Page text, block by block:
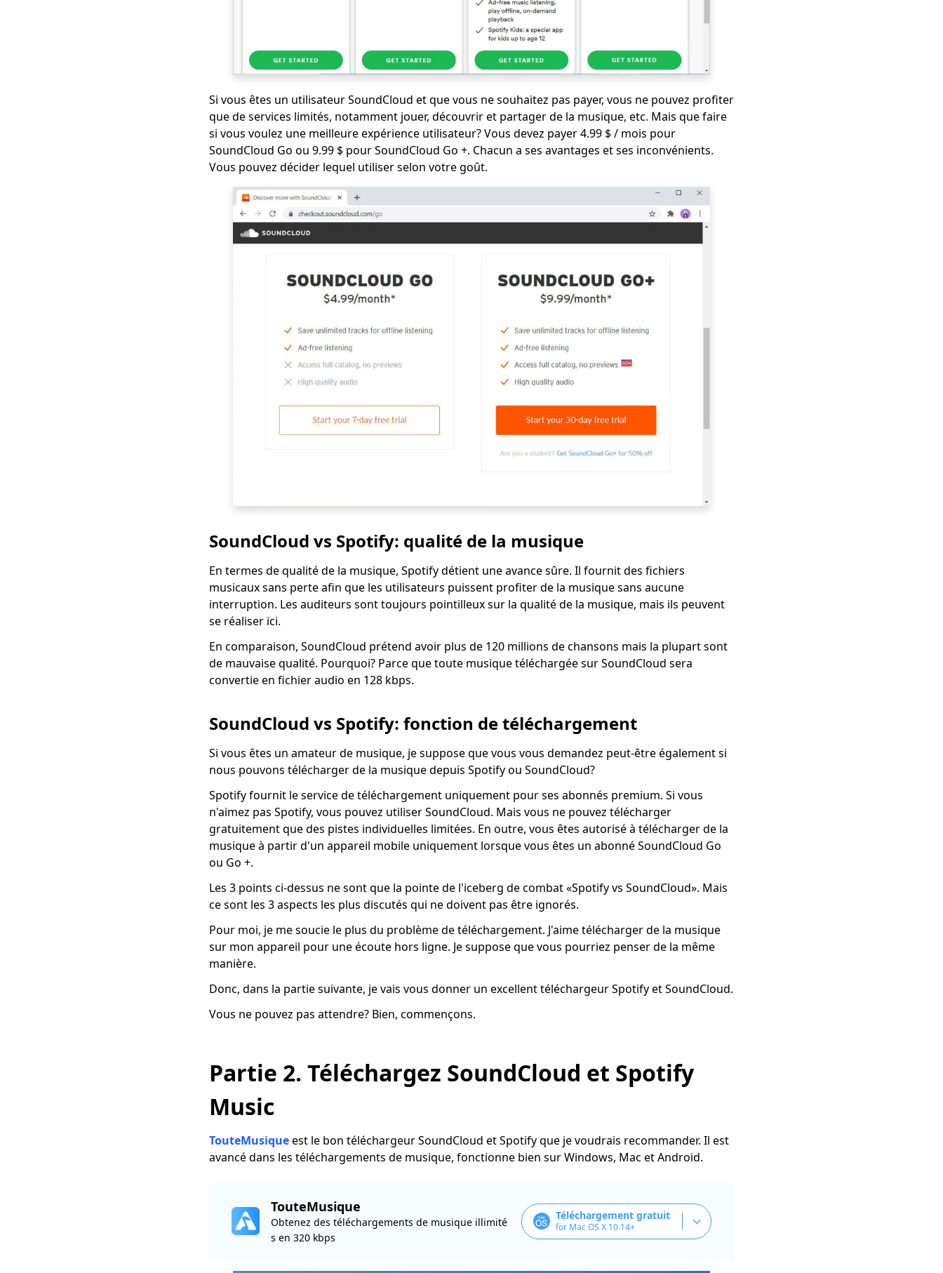
Si vous êtes un utilisateur SoundCloud et que vous ne souhaitez pas payer, vous ne pouvez profiter
que de services limités, notamment jouer, découvrir et partager de la musique, etc. Mais que faire
si vous voulez une meilleure expérience utilisateur? Vous devez payer 4.99 $ / mois pour
SoundCloud Go ou 9.99 $ pour SoundCloud Go +. Chacun a ses avantages et ses inconvénients.
Vous pouvez décider lequel utiliser selon votre goût.
SoundCloud vs Spotify: qualité de la musique
En termes de qualité de la musique, Spotify détient une avance sûre. Il fournit des fichiers
musicaux sans perte afin que les utilisateurs puissent profiter de la musique sans aucune
interruption. Les auditeurs sont toujours pointilleux sur la qualité de la musique, mais ils peuvent
se réaliser ici.
En comparaison, SoundCloud prétend avoir plus de 120 millions de chansons mais la plupart sont
de mauvaise qualité. Pourquoi? Parce que toute musique téléchargée sur SoundCloud sera
convertie en fichier audio en 128 kbps.
SoundCloud vs Spotify: fonction de téléchargement
Si vous êtes un amateur de musique, je suppose que vous vous demandez peut-être également si
nous pouvons télécharger de la musique depuis Spotify ou SoundCloud?
Spotify fournit le service de téléchargement uniquement pour ses abonnés premium. Si vous
n'aimez pas Spotify, vous pouvez utiliser SoundCloud. Mais vous ne pouvez télécharger
gratuitement que des pistes individuelles limitées. En outre, vous êtes autorisé à télécharger de la
musique à partir d'un appareil mobile uniquement lorsque vous êtes un abonné SoundCloud Go
ou Go +.
Les 3 points ci-dessus ne sont que la pointe de l'iceberg de combat «Spotify vs SoundCloud». Mais
ce sont les 3 aspects les plus discutés qui ne doivent pas être ignorés.
Pour moi, je me soucie le plus du problème de téléchargement. J'aime télécharger de la musique
sur mon appareil pour une écoute hors ligne. Je suppose que vous pourriez penser de la même
manière.
Donc, dans la partie suivante, je vais vous donner un excellent téléchargeur Spotify et SoundCloud.
Vous ne pouvez pas attendre? Bien, commençons.
Partie 2. Téléchargez SoundCloud et Spotify
Music
TouteMusiqueest le bon téléchargeur SoundCloud et Spotify que je voudrais recommander. Il est
avancé dans les téléchargements de musique, fonctionne bien sur Windows, Mac et Android.
TouteMusique
Obtenez des téléchargements de musique illimité
s en 320 kbps
Téléchargement gratuit
for Mac OS X 10.14+